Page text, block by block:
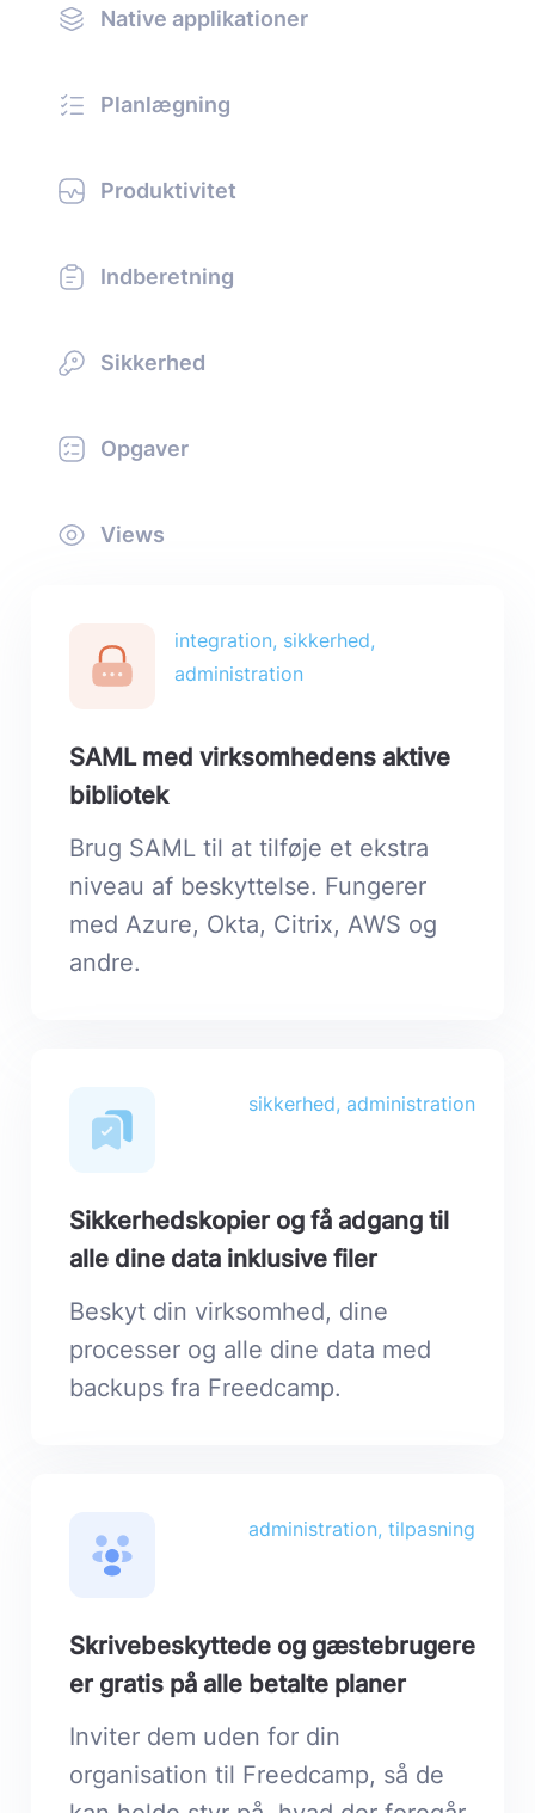
Native applikationer
Planlægning
Produktivitet
Indberetning
Sikkerhed
Opgaver
Views
integration, sikkerhed,
administration
SAML med virksomhedens aktive
bibliotek
Brug SAML til at tilføje et ekstra
niveau af beskyttelse. Fungerer
med Azure, Okta, Citrix, AWS og
andre.
sikkerhed, administration
Sikkerhedskopier og få adgang til
alle dine data inklusive filer
Beskyt din virksomhed, dine
processer og alle dine data med
backups fra Freedcamp.
administration, tilpasning
Skrivebeskyttede og gæstebrugere
er gratis på alle betalte planer
Inviter dem uden for din
organisation til Freedcamp, så de